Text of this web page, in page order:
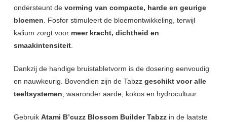
ondersteunt de vorming van compacte, harde en geurige
bloemen. Fosfor stimuleert de bloemontwikkeling, terwijl
kalium zorgt voor meer kracht, dichtheid en
smaakintensiteit.
Dankzij de handige bruistabletvorm is de dosering eenvoudig
en nauwkeurig. Bovendien zijn de Tabzz geschikt voor alle
teeltsystemen, waaronder aarde, kokos en hydrocultuur.
Gebruik Atami B’cuzz Blossom Builder Tabzzin de laatste